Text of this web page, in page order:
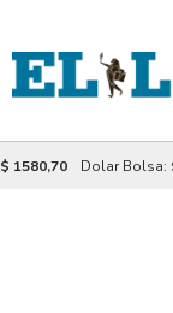
$ 1580,70 Dolar Bolsa: